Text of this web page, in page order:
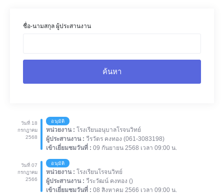
ชื่อ-นามสกุล ผู้ประสานงาน
ค้นหา
วันที่ 18
กรกฎาคม
2568
อนุมัติ
หน่วยงาน : โรงเรียนอนุบาลโรจนวิทย์
ผู้ประสานงาน : วีรวัตร คงทอง (061-3083198)
เข้าเยี่ยมชมวันที่ : 09 กันยายน 2568 เวลา 09:00 น.
วันที่ 07
กรกฎาคม
2566
อนุมัติ
หน่วยงาน : โรงเรียนโรจนวิทย์
ผู้ประสานงาน : วีระวัฒน์ คงทอง ()
เข้าเยี่ยมชมวันที่ : 08 สิงหาคม 2566 เวลา 09:00 น.